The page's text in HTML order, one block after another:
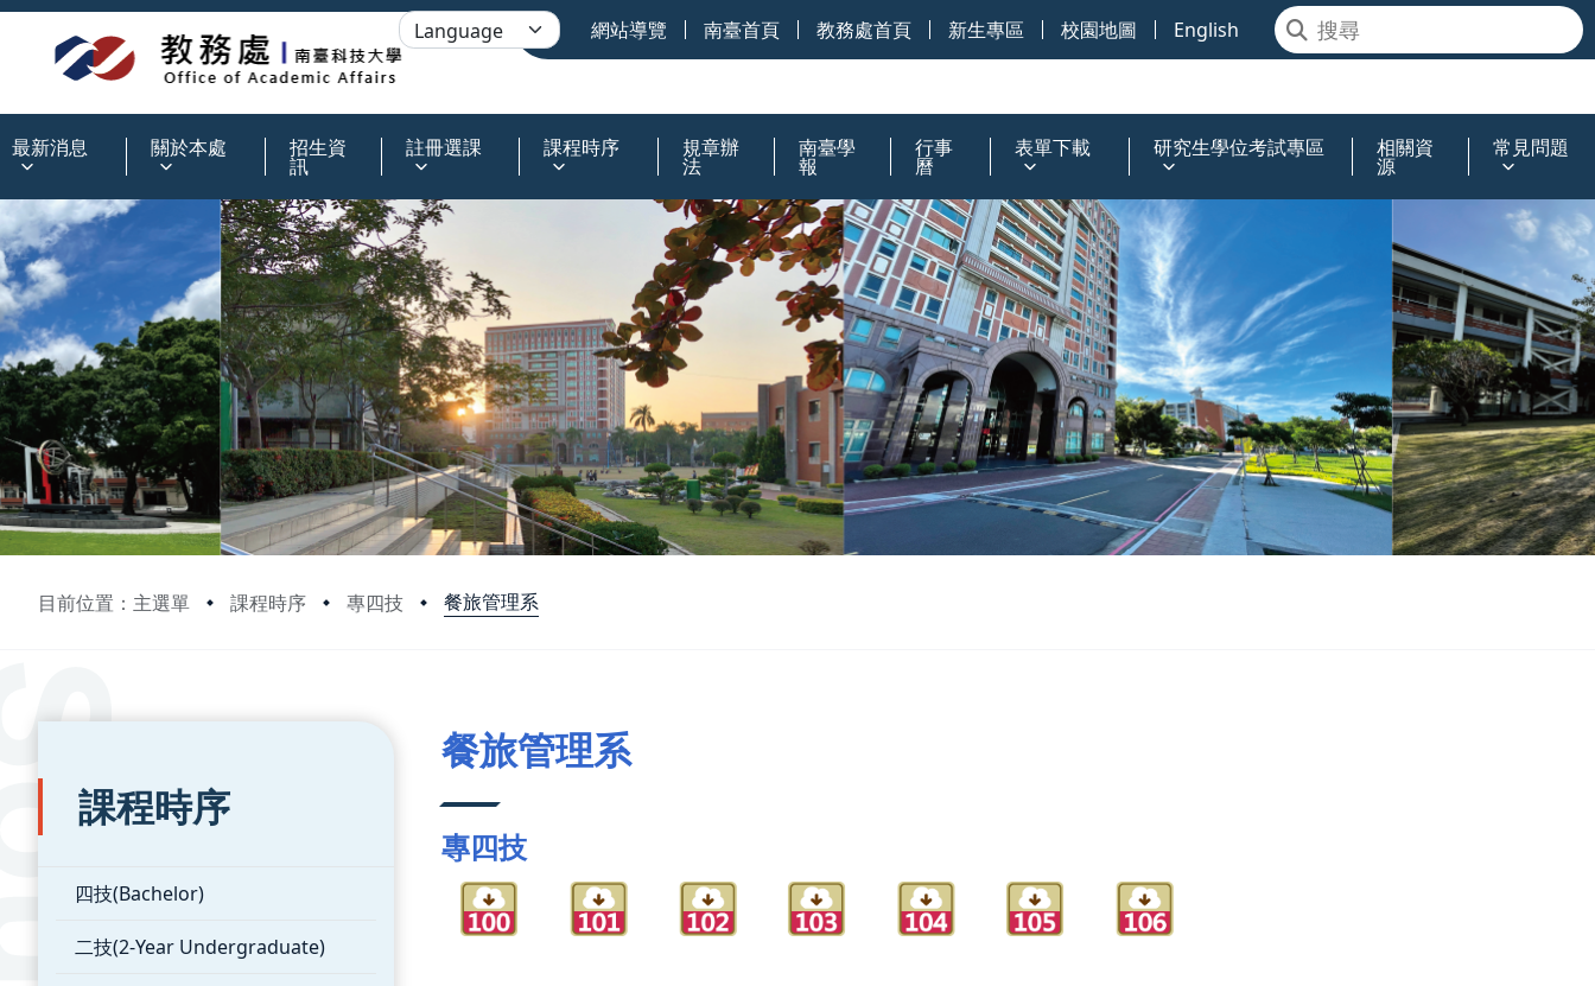
網站導覽 南臺首頁 教務處首頁 新生專區 校園地圖 English
最新消息 關於本處 招生資
訊
註冊選課 課程時序 規章辦
法
南臺學
報
行事
曆
表單下載 研究生學位考試專區 相關資
源
常見問題
目前位置：主選單 課程時序 專四技 餐旅管理系
:::
課程時序
四技(Bachelor)
二技(2-Year Undergraduate)
餐旅管理系
專四技